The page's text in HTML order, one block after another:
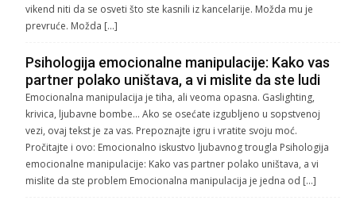
vikend niti da se osveti što ste kasnili iz kancelarije. Možda mu je
prevruće. Možda […]
Psihologija emocionalne manipulacije: Kako vas
partner polako uništava, a vi mislite da ste ludi
Emocionalna manipulacija je tiha, ali veoma opasna. Gaslighting,
krivica, ljubavne bombe… Ako se osećate izgubljeno u sopstvenoj
vezi, ovaj tekst je za vas. Prepoznajte igru i vratite svoju moć.
Pročitajte i ovo: Emocionalno iskustvo ljubavnog trougla Psihologija
emocionalne manipulacije: Kako vas partner polako uništava, a vi
mislite da ste problem Emocionalna manipulacija je jedna od […]